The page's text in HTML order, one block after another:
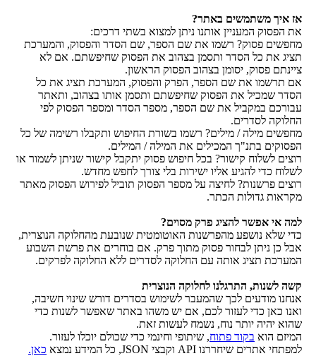
אז איך משתמשים באתר?
את הפסוק המעניין אותנו ניתן למצוא בשתי דרכים:
מחפשים פסוק? רשמו את שם הספר, שם הסדר והפסוק, והמערכת
תציג את כל הסדר ותסמן בצהוב את הפסוק שחיפשתם. אם לא
ציינתם פסוק, יסומן בצהוב הפסוק הראשון.
אם תרשמו את שם הספר, הפרק והפסוק, המערכת תציג את כל
הסדר שמכיל את הפסוק שחיפשתם ותסמן אותו בצהוב, ותאתר
עבורכם במקביל את שם הספר, מספר הסדר ומספר הפסוק לפי
החלוקה לסדרים.
מחפשים מילה / מילים? רשמו בשורת החיפוש ותקבלו רשימה של כל
הפסוקים בתנ"ך המכילים את המילה / המילים.
רוצים לשלוח קישור? בכל חיפוש פסוק יתקבל קישור שניתן לשמור או
לשלוח כדי להגיע אליו ישירות בלי צורך לחפש מחדש.
רוצים פרשנות? לחיצה על מספר הפסוק תוביל לפירוש הפסוק מאתר
מקראות גדולות הכתר.
למה אי אפשר להציג פרק מסוים?
כדי שלא נושפע מהפרשנות האוטומטית שנובעת מהחלוקה הנוצרית,
אבל כן ניתן לבחור פסוק מתוך פרק. אם בוחרים את פרשת השבוע
המערכת תציג אותה עם החלוקה לסדרים ללא החלוקה לפרקים.
קשה לשנות, התרגלנו לחלוקה הנוצרית
אנחנו מודעים לכך שהמעבר לשימוש בסדרים דורש שינוי חשיבה,
ואנו כאן כדי לעזור לכם, אם יש משהו באתר שאפשר לשנות כדי
שהוא יהיה יותר נוח, נשמח לעשות זאת.
המיזם הוא בקוד פתוח, שיתופי וחינמי כדי שכולם יוכלו לעזור.
למפתחי אתרים שיחררנו API וקבצי JSON, כל המידע נמצא
כאן.